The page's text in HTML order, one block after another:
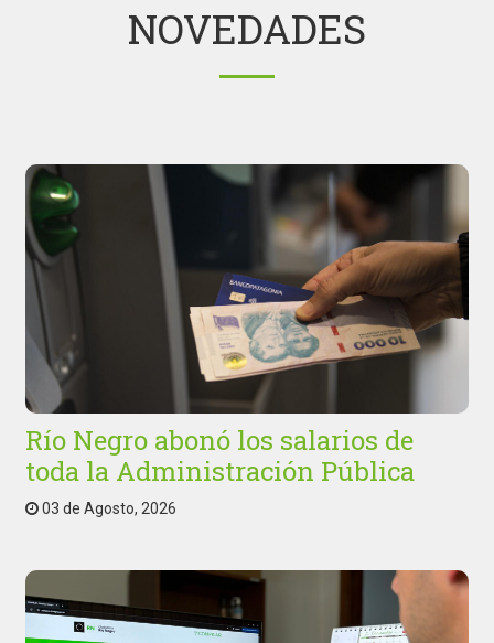
NOVEDADES
Río Negro abonó los salarios de
toda la Administración Pública
03 de Agosto, 2026